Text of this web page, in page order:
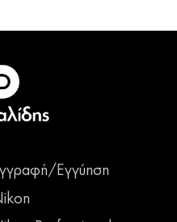
Εγγύηση